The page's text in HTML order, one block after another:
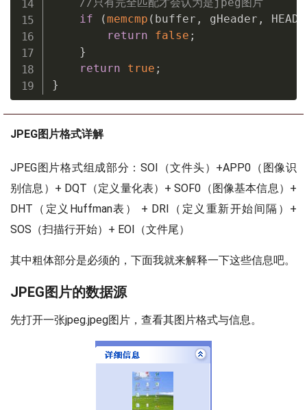
if
(memcmp ( buffer , gHeader ,
return
false ;
}
return
true ;
}
JPEG图片格式详解
JPEG图片格式组成部分：SOI（文件头）+APP0（图像识
别信息）+ DQT（定义量化表）+ SOF0（图像基本信息）+
DHT（定义Huffman表） + DRI（定义重新开始间隔）+
SOS（扫描行开始）+ EOI（文件尾）
其中粗体部分是必须的，下面我就来解释一下这些信息吧。
JPEG图片的数据源
先打开一张jpeg.jpeg图片，查看其图片格式与信息。